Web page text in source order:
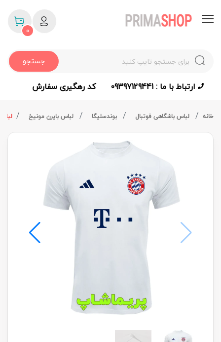
جستجو
0
ارتباط با ما : 09397129441 کد رهگیری سفارش
خانه لباس باشگاهی فوتبال بوندسلیگا لباس بایرن مونیخ